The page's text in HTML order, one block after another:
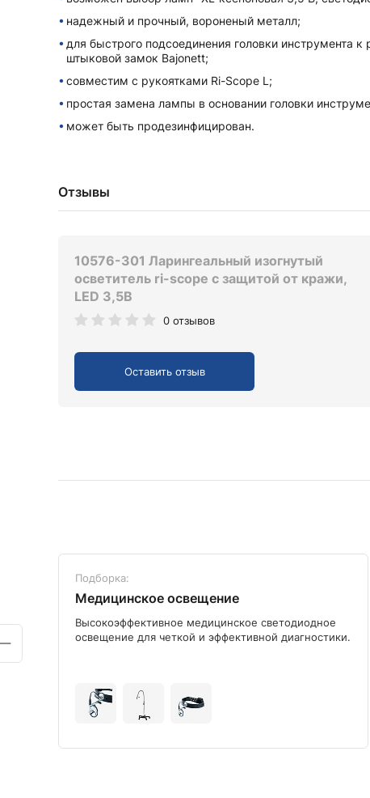
надежный и прочный, вороненый металл;
для быстрого подсоединения головки инструмента к
штыковой замок Bajonett;
совместим с рукоятками Ri-Scope L;
простая замена лампы в основании головки
может быть продезинфицирован.
Отзывы
10576-301 Ларингеальный изогнутый
осветитель ri-scope с защитой от кражи,
LED 3,5В
0 отзывов
Оставить отзыв
Подборка:
Медицинское освещение
Высокоэффективное медицинское светодиодное
освещение для четкой и эффективной диагностики.